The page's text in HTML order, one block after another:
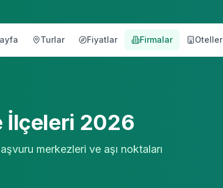
Turlar Fiyatlar Firmalar Oteller
İlçeleri 2026
merkezleri ve aşı noktaları